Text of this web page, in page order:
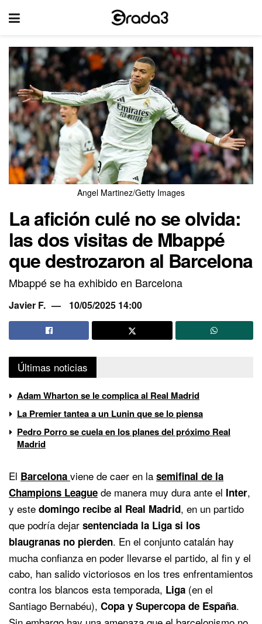
Angel Martinez/Getty Images
La afición culé no se olvida:
las dos visitas de Mbappé
que destrozaron al Barcelona
Mbappé se ha exhibido en Barcelona
Javier F. 10/05/2025 14:00
Últimas noticias
Adam Wharton se le complica al Real Madrid
La Premier tantea a un Lunin que se lo piensa
Pedro Porro se cuela en los planes del próximo Real
Madrid
El Barcelona viene de caer en la semifinal de la
Champions League de manera muy dura ante el Inter,
y este domingo recibe al Real Madrid, en un partido
que podría dejar sentenciada la Liga si los
blaugranas no pierden. En el conjunto catalán hay
mucha confianza en poder llevarse el partido, al fin y el
cabo, han salido victoriosos en los tres enfrentamientos
contra los blancos esta temporada, Liga (en el
Santiago Bernabéu), Copa y Supercopa de España.